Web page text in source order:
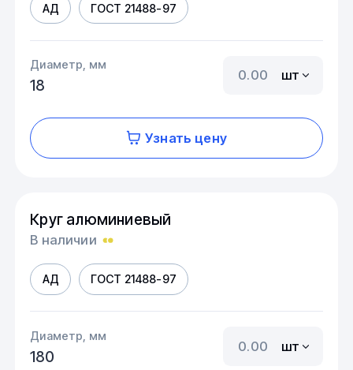
АД ГОСТ 21488-97
Диаметр, мм
18
шт
Узнать цену
Круг алюминиевый
В наличии
АД ГОСТ 21488-97
Диаметр, мм
180
шт